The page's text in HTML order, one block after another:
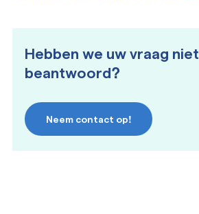
Hebben we uw vraag niet
beantwoord?
Neem contact op!